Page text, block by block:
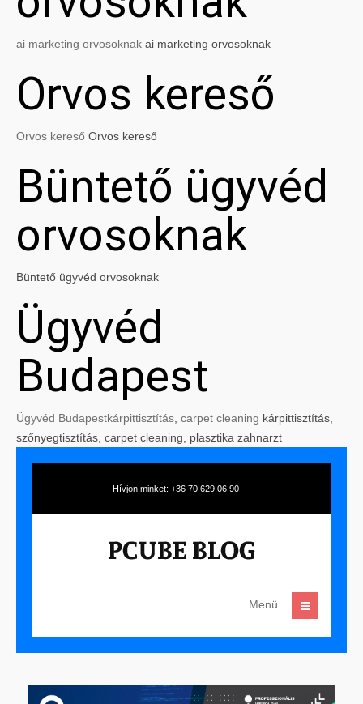
ai marketing orvosoknak ai marketing orvosoknak
Orvos kereső
Orvos kereső Orvos kereső
Büntető ügyvéd
orvosoknak
Büntető ügyvéd orvosoknak
Ügyvéd
Budapest
Ügyvéd Budapestkárpittisztítás carpet cleaning kárpittisztítás,
szőnyegtisztítás, carpet cleaning, plasztika zahnarzt
Hívjon minket: +36 70 629 06 90
Menü